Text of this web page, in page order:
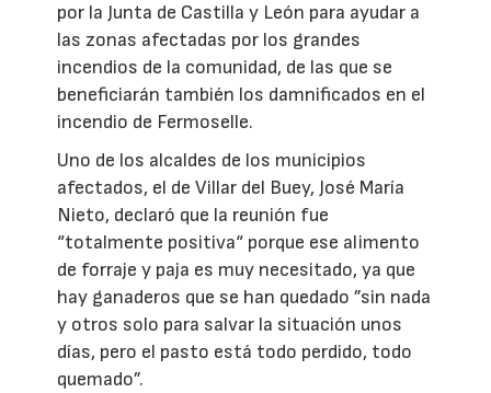
por la Junta de Castilla y León para ayudar a
las zonas afectadas por los grandes
incendios de la comunidad, de las que se
beneficiarán también los damnificados en el
incendio de Fermoselle.
Uno de los alcaldes de los municipios
afectados, el de Villar del Buey, José María
Nieto, declaró que la reunión fue
“totalmente positiva“ porque ese alimento
de forraje y paja es muy necesitado, ya que
hay ganaderos que se han quedado ”sin nada
y otros solo para salvar la situación unos
días, pero el pasto está todo perdido, todo
quemado”.